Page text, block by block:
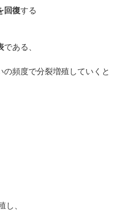
回復する
である、
の頻度で分裂増殖していくと
し、